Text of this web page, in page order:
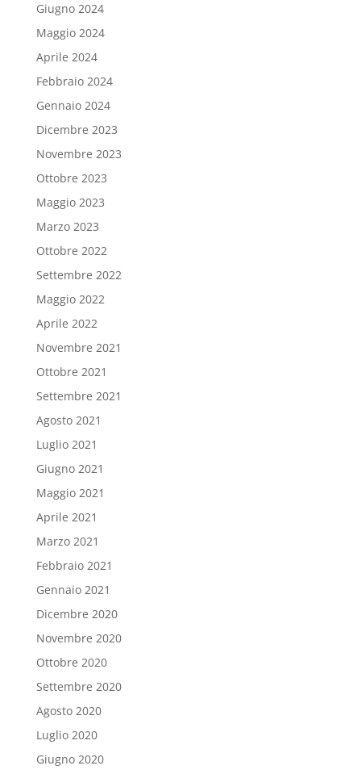
Giugno 2024
Maggio 2024
Aprile 2024
Febbraio 2024
Gennaio 2024
Dicembre 2023
Novembre 2023
Ottobre 2023
Maggio 2023
Marzo 2023
Ottobre 2022
Settembre 2022
Maggio 2022
Aprile 2022
Novembre 2021
Ottobre 2021
Settembre 2021
Agosto 2021
Luglio 2021
Giugno 2021
Maggio 2021
Aprile 2021
Marzo 2021
Febbraio 2021
Gennaio 2021
Dicembre 2020
Novembre 2020
Ottobre 2020
Settembre 2020
Agosto 2020
Luglio 2020
Giugno 2020